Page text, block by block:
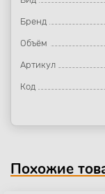
Бренд
Объём
Артикул
Код
Похожие